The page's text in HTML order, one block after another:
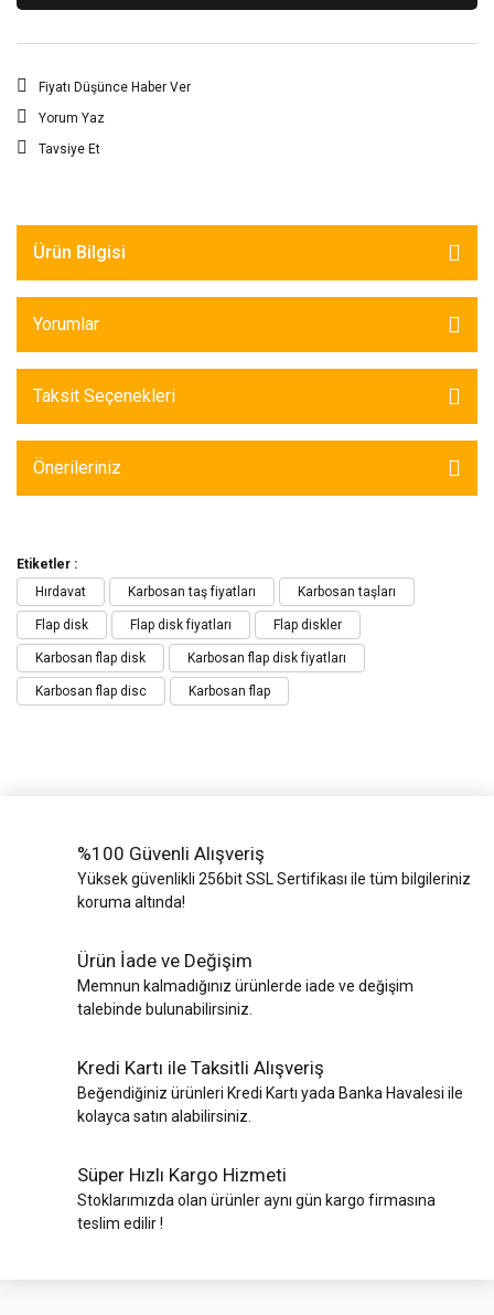
Fiyatı Düşünce Haber Ver
Yorum Yaz
Tavsiye Et
Ürün Bilgisi
Yorumlar
Taksit Seçenekleri
Önerileriniz
Etiketler :
Hırdavat
Karbosan taş fiyatları Karbosan taşları
Flap disk Flap disk fiyatları Flap diskler
Karbosan flap disk Karbosan flap disk fiyatları
Karbosan flap disc Karbosan flap
%100 Güvenli Alışveriş
Yüksek güvenlikli 256bit SSL Sertifikası ile tüm bilgileriniz
koruma altında!
Ürün İade ve Değişim
Memnun kalmadığınız ürünlerde iade ve değişim
talebinde bulunabilirsiniz.
Kredi Kartı ile Taksitli Alışveriş
Beğendiğiniz ürünleri Kredi Kartı yada Banka Havalesi ile
kolayca satın alabilirsiniz.
Süper Hızlı Kargo Hizmeti
Stoklarımızda olan ürünler aynı gün kargo firmasına
teslim edilir !